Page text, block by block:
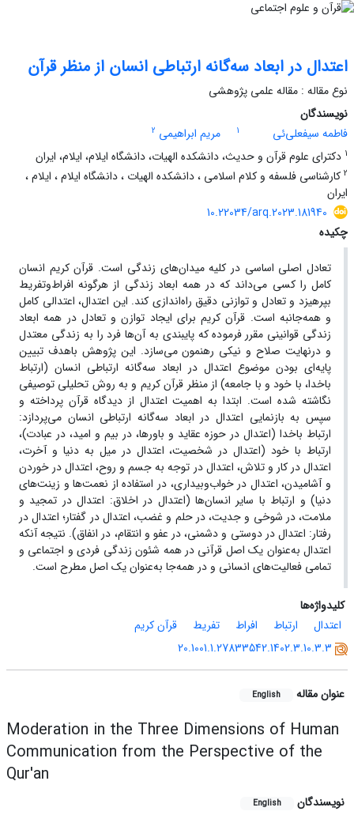
اعتدال در ابعاد سه‌گانه ارتباطی انسان از منظر قرآن
نوع مقاله : مقاله علمی پژوهشی
نویسندگان
فاطمه سیفعلی‌ئی
1 مریم ابراهیمی 2
1 دکترای علوم قرآن و حدیث، دانشکده الهیات، دانشگاه ایلام، ایلام، ایران
2 کارشناسی فلسفه و کلام اسلامی ، دانشکده الهیات ، دانشگاه ایلام ، ایلام ،
ایران
10.22034/arq.2023.181940
چکیده
تعادل اصلی اساسی در کلیه میدان‌های زندگی است. قرآن کریم انسان
کامل را کسی می‌داند که در همه ابعاد زندگی از هرگونه افراط‌وتفریط
بپرهیزد و تعادل و توازنی دقیق راه‌اندازی کند. این اعتدال، اعتدالی کامل
و همه‌جانبه است. قرآن کریم برای ایجاد توازن و تعادل در همه ابعاد
زندگی قوانینی مقرر فرموده که پایبندی به آن‌ها فرد را به زندگی معتدل
و درنهایت صلاح و نیکی رهنمون می‌سازد. این پژوهش باهدف تبیین
پایه‌ای بودن موضوع اعتدال در ابعاد سه‌گانه ارتباطی انسان (ارتباط
باخدا، با خود و با جامعه) از منظر قرآن کریم و به روش تحلیلی توصیفی
نگاشته شده است. ابتدا به اهمیت اعتدال از دیدگاه قرآن پرداخته و
سپس به بازنمایی اعتدال در ابعاد سه‌گانه ارتباطی انسان می‌پردازد:
ارتباط باخدا (اعتدال در حوزه عقاید و باورها، در بیم و امید، در عبادت)،
ارتباط با خود (اعتدال در شخصیت، اعتدال در میل به دنیا و آخرت،
اعتدال در کار و تلاش، اعتدال در توجه به جسم و روح، اعتدال در خوردن
و آشامیدن، اعتدال در خواب‌وبیداری، در استفاده از نعمت‌ها و زینت‌های
دنیا) و ارتباط با سایر انسان‌ها (اعتدال در اخلاق: اعتدال در تمجید و
ملامت، در شوخی و جدیت، در حلم و غضب، اعتدال در گفتار؛ اعتدال در
رفتار: اعتدال در دوستی و دشمنی، در عفو و انتقام، در انفاق). نتیجه آنکه
اعتدال به‌عنوان یک اصل قرآنی در همه شئون زندگی فردی و اجتماعی و
تمامی فعالیت‌های انسانی و در همه‌جا به‌عنوان یک اصل مطرح است.
کلیدواژه‌ها
اعتدال
ارتباط افراط تفریط
قرآن کریم
20.1001.1.27833542.1402.3.10.3.3
عنوان مقاله English
Moderation in the Three Dimensions of Human
Communication from the Perspective of the
Qur'an
نویسندگان English